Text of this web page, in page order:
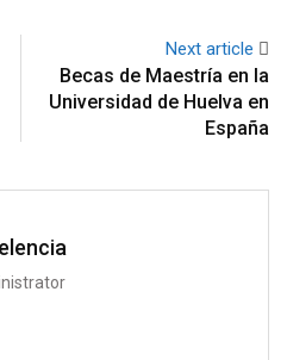
Next article
Becas de Maestría en la
Universidad de Huelva en
España